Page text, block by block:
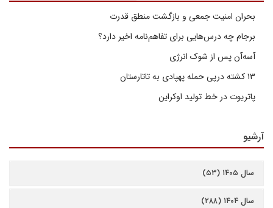
بحران امنیت جمعی و بازگشت منطق قدرت
برجام چه درس‌هایی برای تفاهم‌نامه اخیر دارد؟
آسه‌آن پس از شوک انرژی
پاتریوت در خط تولید اوکراین
آرشیو
سال ۱۴۰۵ (۵۳)
سال ۱۴۰۴ (۲۸۸)